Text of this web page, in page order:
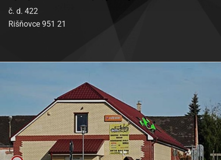
č. d. 422
Rišňovce 951 21